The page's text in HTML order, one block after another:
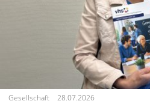
Gesellschaft 28.07.2026